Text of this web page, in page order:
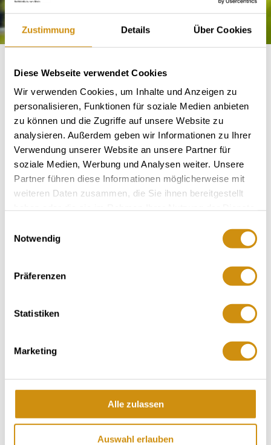
Zustimmung Details Über Cookies
Diese Webseite verwendet Cookies
Wir verwenden Cookies, um Inhalte und Anzeigen zu
personalisieren, Funktionen für soziale Medien anbieten
zu können und die Zugriffe auf unsere Website zu
analysieren. Außerdem geben wir Informationen zu Ihrer
Verwendung unserer Website an unsere Partner für
soziale Medien, Werbung und Analysen weiter. Unsere
Partner führen diese Informationen möglicherweise mit
weiteren Daten zusammen, die Sie ihnen bereitgestellt
Notwendig
Präferenzen
Statistiken
Marketing
Alle zulassen
Auswahl erlauben
und Lagenweinen sowie Sekten und Seccos. Wir
bauen unsere Reben an zahlreichen verschiedenen
Standorten mit den unterschiedlichsten Böden und
Klimaverhältnissen an (Rhein, Nahe, Mosel). Unser
Weißweinsortiment geht von spritzigen
Sommerweinen bis zu ausdrucksstarken Lageweinen.
Unsere Roséweine sind jugendlich und erfrischend.
Unser Rotweinsortiment fächert sich auf vom
täglichen Essensbegleiter bis zu gehaltvollen, von
ihrer Herkunft geprägten, kraftvollen Rotweinen, die
werden bei uns nach tradiotionellem
hergestellt und brauchen den Vergleich mit
französischem Champagner nicht zu scheuen. Zwei
sommerlicher Begleiter, ebenso wie unser